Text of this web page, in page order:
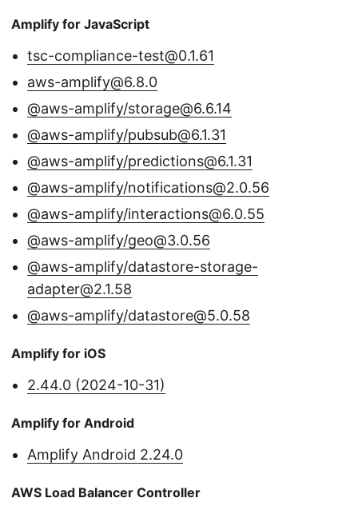
Amplify for JavaScript
tsc-compliance-test@0.1.61
aws-amplify@6.8.0
@aws-amplify/storage@6.6.14
@aws-amplify/pubsub@6.1.31
@aws-amplify/predictions@6.1.31
@aws-amplify/notifications@2.0.56
@aws-amplify/interactions@6.0.55
@aws-amplify/geo@3.0.56
@aws-amplify/datastore-storage-
adapter@2.1.58
@aws-amplify/datastore@5.0.58
Amplify for iOS
2.44.0 (2024-10-31)
Amplify for Android
Amplify Android 2.24.0
AWS Load Balancer Controller